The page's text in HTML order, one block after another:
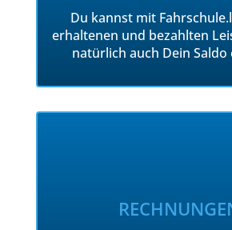
Du kannst mit
erhaltenen und bezahlten
natürlich auch Dein Saldo